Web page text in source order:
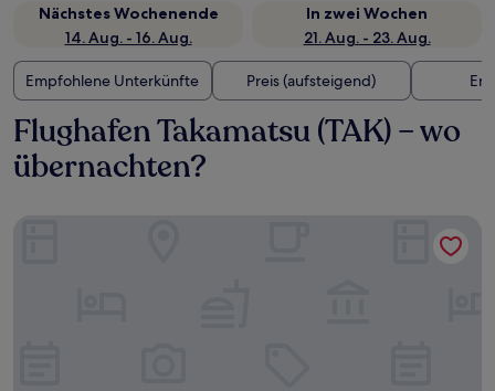
Nächstes Wochenende
14. Aug. - 16. Aug.
In zwei Wochen
21. Aug. - 23. Aug.
Empfohlene Unterkünfte Preis (aufsteigend)
Flughafen Takamatsu (TAK) – wo
übernachten?